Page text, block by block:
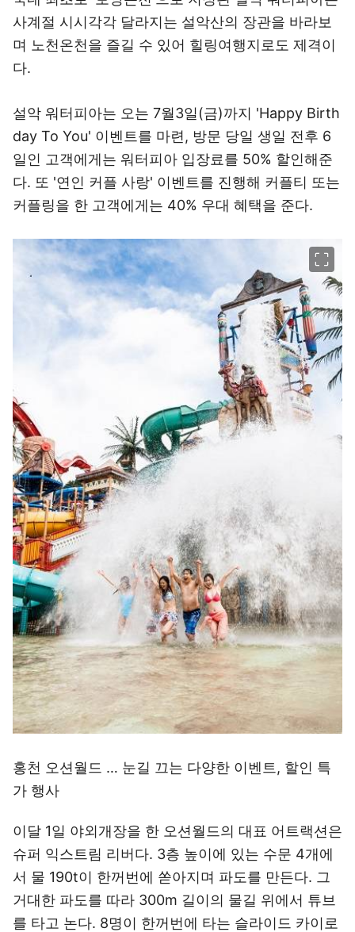
사계절 시시각각 달라지는 설악산의 장관을 바라보
며 노천온천을 즐길 수 있어 힐링여행지로도 제격이
다.
설악 워터피아는 오는 7월3일(금)까지 'Happy Birth
day To You' 이벤트를 마련, 방문 당일 생일 전후 6
일인 고객에게는 워터피아 입장료를 50% 할인해준
다. 또 '연인 커플 사랑' 이벤트를 진행해 커플티 또는
커플링을 한 고객에게는 40% 우대 혜택을 준다.
홍천 오션월드 … 눈길 끄는 다양한 이벤트, 할인 특
가 행사
이달 1일 야외개장을 한 오션월드의 대표 어트랙션은
슈퍼 익스트림 리버다. 3층 높이에 있는 수문 4개에
서 물 190t이 한꺼번에 쏟아지며 파도를 만든다. 그
거대한 파도를 따라 300m 길이의 물길 위에서 튜브
를 타고 논다. 8명이 한꺼번에 타는 슬라이드 카이로